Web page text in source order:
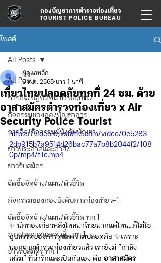
กองบัญชาการตำรวจท่องเที่ยว
TOURIST POLICE BUREAU
โพสต์
All Posts
ภารกิจ/ปฏิบัติหน้าที่ บก.ทท.2
กิจกรรมของกองบัญชาการ
ภารกิจ/กิจกรรมผู้บังคับบัญชา
ข่าวประกาศและคำสั่ง
ข่าวรับสมัคร
จัดซื้อจัดจ้าง/แผน/ตัวชี้วัด
กิจกรรมของกองบังคับการท่องเที่ยว-1
จัดซื้อจัดจ้าง/แผน/ตัวชี้วัด ทท.1
ข่าวประกาศและคำสั่ง ทท.1
ข่าวรับสมัคร ทท.1
All Posts
เที่ยวไทยปลอดภัยทุกที่ 24 ชม. ด้วย
อาสาสมัครตำรวจท่องเที่ยว x Air
Security Police Tourist
ผู้ดูแลหลัก
6 ต.ค. 2568 ยาว 1 นาที
https://video.wixstatic.com/video/0e5283_
2db915b7a9514d26bac77a7b8b2044f2/108
0p/mp4/file.mp4
✨ นักท่องเที่ยวหลั่งไหลมาไทยมากแค่ไหน…ก็ไม่ใช่
อุปสรรคของการดูแลความปลอดภัย ✨เพราะ
นอกจากตำรวจท่องเที่ยวแล้ว เรายังมี “กำลัง
เสริม” ที่น่ารักและเป็นกันเอง คือ อาสาสมัคร